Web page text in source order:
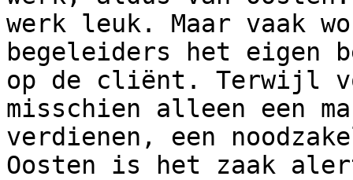
werk leuk. Maar vaak
begeleiders het eigen
op de cliënt. Terwijl
misschien alleen een
verdienen, een
Oosten is het zaak